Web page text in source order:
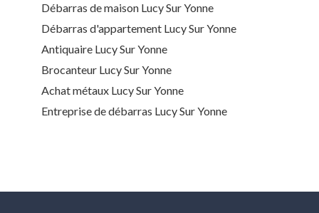
Débarras de maison Lucy Sur Yonne
Débarras d'appartement Lucy Sur Yonne
Antiquaire Lucy Sur Yonne
Brocanteur Lucy Sur Yonne
Achat métaux Lucy Sur Yonne
Entreprise de débarras Lucy Sur Yonne